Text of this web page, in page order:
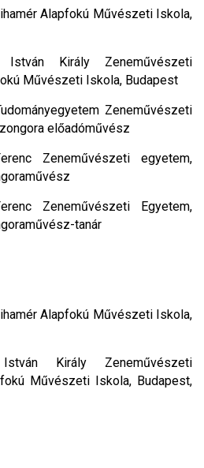
Alapfokú Művészeti Iskola,
Király Zeneművészeti
Művészeti Iskola, Budapest
Zeneművészeti
előadóművész
Zeneművészeti egyetem,
Zeneművészeti Egyetem,
tanár
Alapfokú Művészeti Iskola,
Király Zeneművészeti
Művészeti Iskola, Budapest,